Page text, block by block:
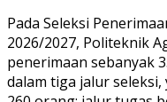
Pada Seleksi
2026/2027, Politeknik
penerimaan sebanyak
dalam tiga jalur